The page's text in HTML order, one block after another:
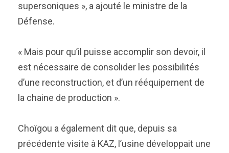
supersoniques », a ajouté le ministre de la
Défense.
« Mais pour qu’il puisse accomplir son devoir, il
est nécessaire de consolider les possibilités
d’une reconstruction, et d’un rééquipement de
la chaine de production ».
Choïgou a également dit que, depuis sa
précédente visite à KAZ, l’usine développait une